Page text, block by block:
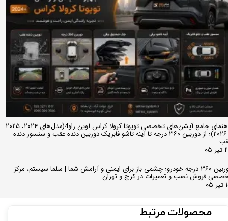
راهنمای جامع آپشن‌های تخصصی تویوتا کرولا کراس لوین راو4(مدل‌های ۲۰۲۴، ۲۰۲۵
و ۲۰۲۶)؛ از دوربین ۳۶۰ درجه تا آینه تاشو فابریک دوربین دنده عقب و سنسور دنده
دوربین ۳۶۰ درجه خودرو؛ چشمی باز برای ایمنی و آرامش شما | سلما سیستم، مرکز
فروش نصب و تعمیرات در کرج و تهران
محصولات مرتبط